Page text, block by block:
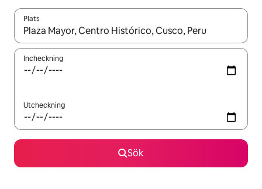
Plats
När resultaten är tillgängliga kan du navigera med upp- och
Incheckning
Utcheckning
Sök